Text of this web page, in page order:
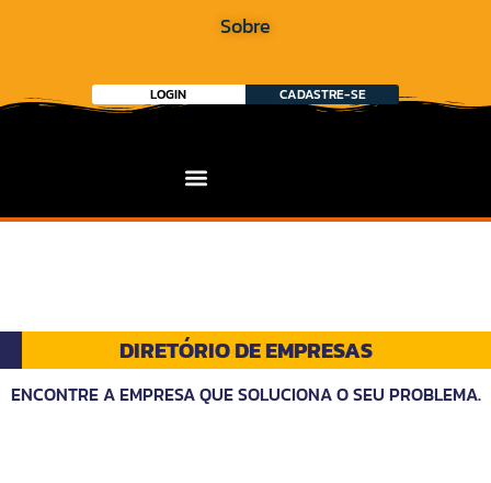
Sobre
LOGIN CADASTRE-SE
DIRETÓRIO DE EMPRESAS
ENCONTRE A EMPRESA QUE SOLUCIONA O SEU PROBLEMA.